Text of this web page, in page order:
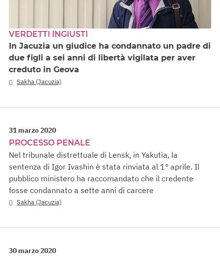
VERDETTI INGIUSTI
In Jacuzia un giudice ha condannato un padre di
due figli a sei anni di libertà vigilata per aver
creduto in Geova
Sakha (Jacuzia)
31 marzo 2020
PROCESSO PENALE
Nel tribunale distrettuale di Lensk, in Yakutia, la
sentenza di Igor Ivashin è stata rinviata al 1° aprile. Il
pubblico ministero ha raccomandato che il credente
fosse condannato a sette anni di carcere
Sakha (Jacuzia)
30 marzo 2020